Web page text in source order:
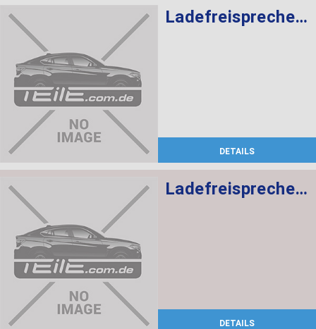
Ladefreisprechelektronik High BASIS SVS MULF2
DETAILS
Ladefreisprechelektronik High BASIS SVS MULF2
DETAILS